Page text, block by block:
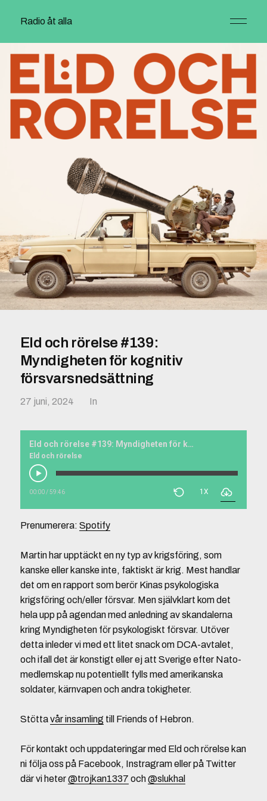
Radio åt alla
Eld och rörelse #139:
Myndigheten för kognitiv
försvarsnedsättning
27 juni, 2024 In
Eld och rörelse #139: Myndigheten för kognitiv försvarsnedsättning
Eld och rörelse
00:00/59:46 1X
Prenumerera: Spotify
Martin har upptäckt en ny typ av krigsföring, som
kanske eller kanske inte, faktiskt är krig. Mest handlar
det om en rapport som berör Kinas psykologiska
krigsföring och/eller försvar. Men självklart kom det
hela upp på agendan med anledning av skandalerna
kring Myndigheten för psykologiskt försvar. Utöver
detta inleder vi med ett litet snack om DCA-avtalet,
och ifall det är konstigt eller ej att Sverige efter Nato-
medlemskap nu potentiellt fylls med amerikanska
soldater, kärnvapen och andra tokigheter.
Stöttavår insamling till Friends of Hebron.
För kontakt och uppdateringar med Eld och rörelse kan
ni följa oss på Facebook, Instragram eller på Twitter
där vi heter@trojkan1337 och@slukhal